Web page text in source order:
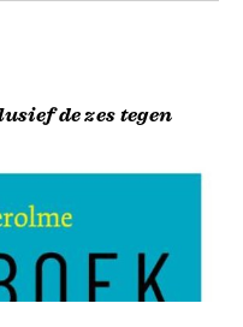
de zes tegen